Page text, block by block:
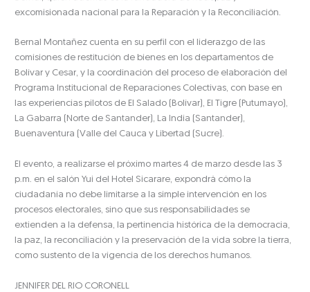
excomisionada nacional para la Reparación y la Reconciliación.
Bernal Montañez cuenta en su perfil con el liderazgo de las
comisiones de restitución de bienes en los departamentos de
Bolívar y Cesar, y la coordinación del proceso de elaboración del
Programa Institucional de Reparaciones Colectivas, con base en
las experiencias pilotos de El Salado (Bolívar), El Tigre (Putumayo),
La Gabarra (Norte de Santander), La India (Santander),
Buenaventura (Valle del Cauca y Libertad (Sucre).
El evento, a realizarse el próximo martes 4 de marzo desde las 3
p.m. en el salón Yui del Hotel Sicarare, expondrá cómo la
ciudadanía no debe limitarse a la simple intervención en los
procesos electorales, sino que sus responsabilidades se
extienden a la defensa, la pertinencia histórica de la democracia,
la paz, la reconciliación y la preservación de la vida sobre la tierra,
como sustento de la vigencia de los derechos humanos.
JENNIFER DEL RIO CORONELL